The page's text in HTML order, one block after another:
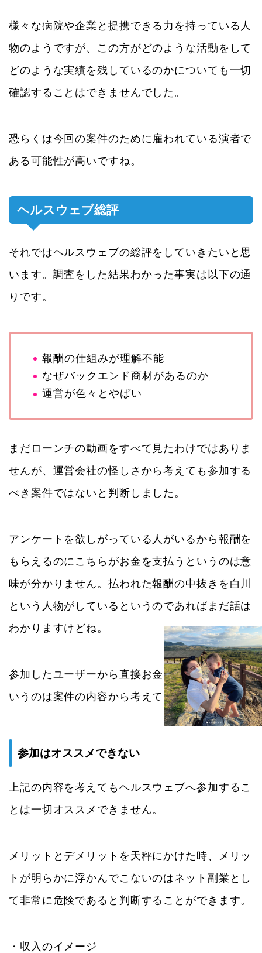
様々な病院や企業と提携できる力を持っている人
物のようですが、この方がどのような活動をして
どのような実績を残しているのかについても一切
確認することはできませんでした。
恐らくは今回の案件のために雇われている演者で
ある可能性が高いですね。
ヘルスウェブ総評
それではヘルスウェブの総評をしていきたいと思
います。調査をした結果わかった事実は以下の通
りです。
報酬の仕組みが理解不能
なぜバックエンド商材があるのか
運営が色々とやばい
まだローンチの動画をすべて見たわけではありま
せんが、運営会社の怪しさから考えても参加する
べき案件ではないと判断しました。
アンケートを欲しがっている人がいるから報酬を
もらえるのにこちらがお金を支払うというのは意
味が分かりません。払われた報酬の中抜きを白川
という人物がしているというのであればまだ話は
わかりますけどね。
参加したユーザーから直接お金を払ってもらうと
いうのは案件の内容から考えてもあり得ません。
参加はオススメできない
上記の内容を考えてもヘルスウェブへ参加するこ
とは一切オススメできません。
メリットとデメリットを天秤にかけた時、メリッ
トが明らかに浮かんでこないのはネット副業とし
て非常に危険であると判断することができます。
・収入のイメージ